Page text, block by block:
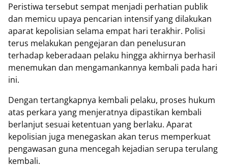
Peristiwa tersebut sempat menjadi perhatian publik
dan memicu upaya pencarian intensif yang dilakukan
aparat kepolisian selama empat hari terakhir. Polisi
terus melakukan pengejaran dan penelusuran
terhadap keberadaan pelaku hingga akhirnya berhasil
menemukan dan mengamankannya kembali pada hari
ini.
Dengan tertangkapnya kembali pelaku, proses hukum
atas perkara yang menjeratnya dipastikan kembali
berlanjut sesuai ketentuan yang berlaku. Aparat
kepolisian juga menegaskan akan terus memperkuat
pengawasan guna mencegah kejadian serupa terulang
kembali.